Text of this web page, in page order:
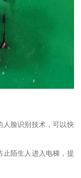
人脸识别技术，可以快
止陌生人进入电梯，提